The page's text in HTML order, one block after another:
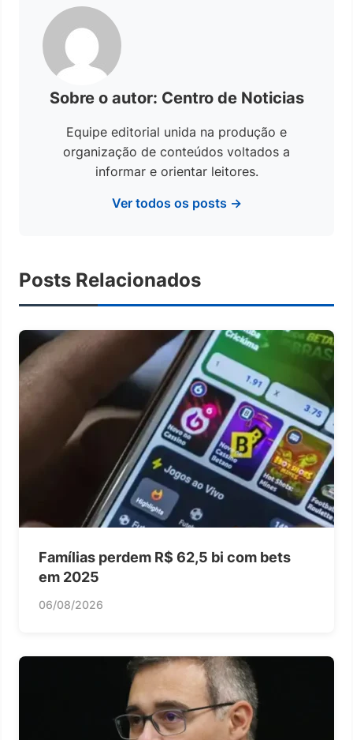
Sobre o autor: Centro de Noticias
Equipe editorial unida na produção e
organização de conteúdos voltados a
informar e orientar leitores.
Ver todos os posts →
Posts Relacionados
Famílias perdem R$ 62,5 bi com bets
em 2025
06/08/2026